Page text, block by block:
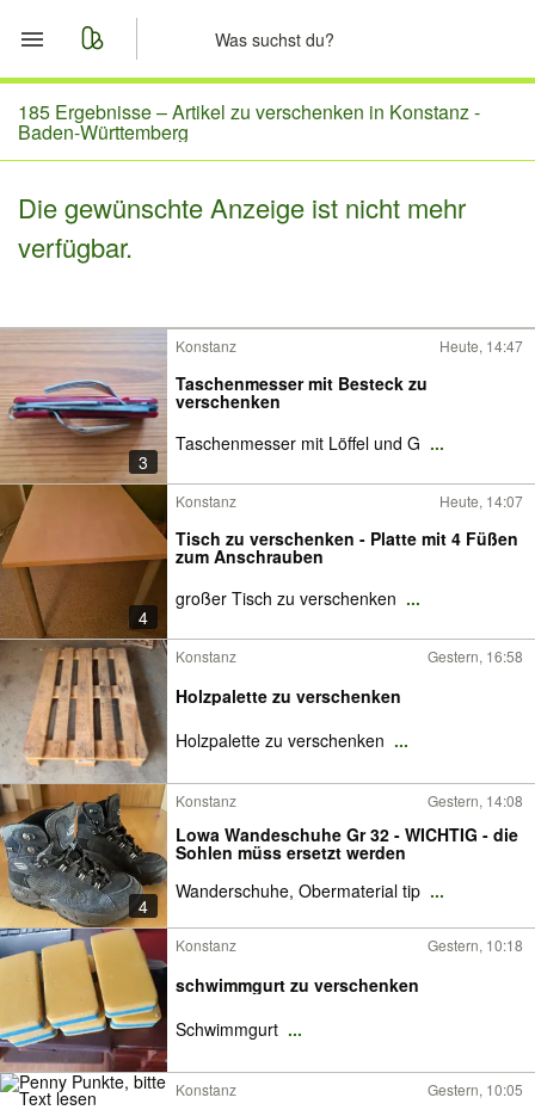
Start
Merkliste
Nachrichten
185 Ergebnisse –Artikel zu verschenken in Konstanz -
Baden-Württemberg
Die gewünschte Anzeige ist nicht mehr
verfügbar.
3
Konstanz Heute, 14:47
Taschenmesser mit Besteck zu
verschenken
Taschenmesser mit Löffel und G ...
4
Konstanz Heute, 14:07
Tisch zu verschenken - Platte mit 4 Füßen
zum Anschrauben
großer Tisch zu verschenken ...
Konstanz Gestern, 16:58
Holzpalette zu verschenken
Holzpalette zu verschenken ...
4
Konstanz Gestern, 14:08
Lowa Wandeschuhe Gr 32 - WICHTIG - die
Sohlen müss ersetzt werden
Wanderschuhe, Obermaterial tip ...
Konstanz Gestern, 10:18
schwimmgurt zu verschenken
Schwimmgurt ...
Konstanz Gestern, 10:05